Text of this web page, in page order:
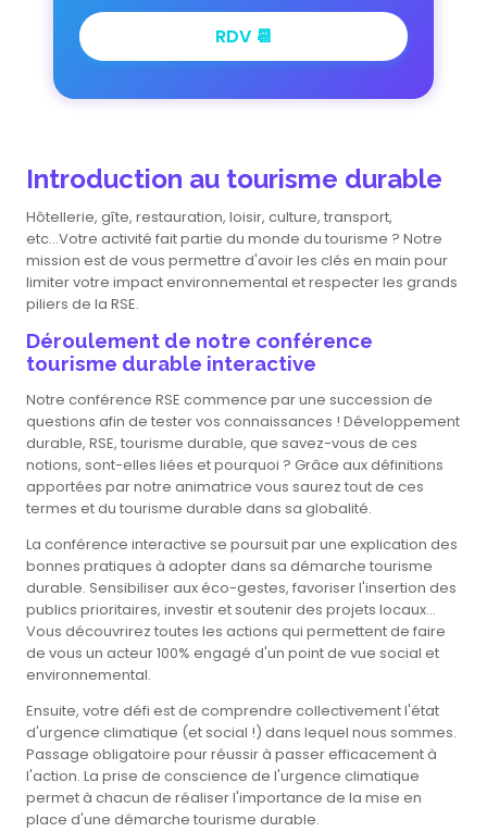
RDV 📆
Introduction au tourisme durable
Hôtellerie, gîte, restauration, loisir, culture, transport,
etc...Votre activité fait partie du monde du tourisme ? Notre
mission est de vous permettre d'avoir les clés en main pour
limiter votre impact environnemental et respecter les grands
piliers de la RSE.
Déroulement de notre conférence
tourisme durable interactive
Notre conférence RSE commence par une succession de
questions afin de tester vos connaissances ! Développement
durable, RSE, tourisme durable, que savez-vous de ces
notions, sont-elles liées et pourquoi ? Grâce aux définitions
apportées par notre animatrice vous saurez tout de ces
termes et du tourisme durable dans sa globalité.
La conférence interactive se poursuit par une explication des
bonnes pratiques à adopter dans sa démarche tourisme
durable. Sensibiliser aux éco-gestes, favoriser l'insertion des
publics prioritaires, investir et soutenir des projets locaux...
Vous découvrirez toutes les actions qui permettent de faire
de vous un acteur 100% engagé d'un point de vue social et
environnemental.
Ensuite, votre défi est de comprendre collectivement l'état
d'urgence climatique (et social !) dans lequel nous sommes.
Passage obligatoire pour réussir à passer efficacement à
l'action. La prise de conscience de l'urgence climatique
permet à chacun de réaliser l'importance de la mise en
place d'une démarche tourisme durable.